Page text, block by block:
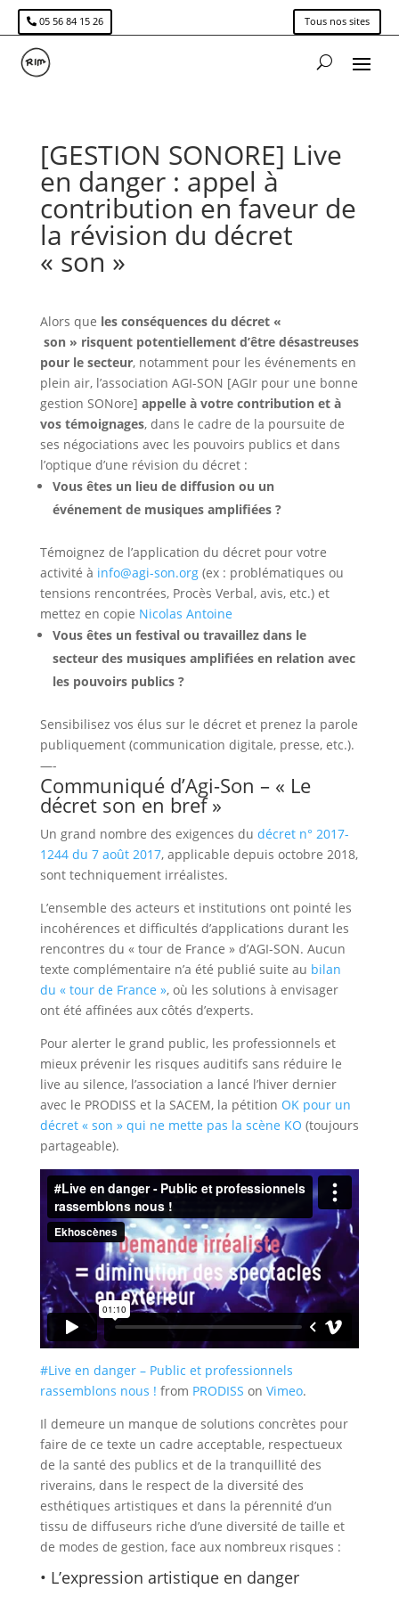
05 56 84 15 26 Tous nos sites
[GESTION SONORE] Live
en danger : appel à
contribution en faveur de
la révision du décret
« son »
Alors que les conséquences du décret «
son » risquent potentiellement d’être désastreuses
pour le secteur, notamment pour les événements en
plein air, l’association AGI-SON [AGIr pour une bonne
gestion SONore] appelle à votre contribution et à
vos témoignages, dans le cadre de la poursuite de
ses négociations avec les pouvoirs publics et dans
l’optique d’une révision du décret :
Vous êtes un lieu de diffusion ou un
événement de musiques amplifiées ?
Témoignez de l’application du décret pour votre
activité à info@agi-son.org(ex : problématiques ou
tensions rencontrées, Procès Verbal, avis, etc.) et
mettez en copie Nicolas Antoine
Vous êtes un festival ou travaillez dans le
secteur des musiques amplifiées en relation avec
les pouvoirs publics ?
Sensibilisez vos élus sur le décret et prenez la parole
publiquement (communication digitale, presse, etc.).
—-
Communiqué d’Agi-Son – « Le
décret son en bref »
Un grand nombre des exigences du décret n° 2017-
1244 du 7 août 2017, applicable depuis octobre 2018,
sont techniquement irréalistes.
L’ensemble des acteurs et institutions ont pointé les
incohérences et difficultés d’applications durant les
rencontres du « tour de France » d’AGI-SON. Aucun
texte complémentaire n’a été publié suite au bilan
du « tour de France », où les solutions à envisager
ont été affinées aux côtés d’experts.
Pour alerter le grand public, les professionnels et
mieux prévenir les risques auditifs sans réduire le
live au silence, l’association a lancé l’hiver dernier
avec le PRODISS et la SACEM, la pétition OK pour un
décret « son » qui ne mette pas la scène KO (toujours
partageable).
#Live en danger – Public et professionnels
rassemblons nous ! from PRODISS on Vimeo.
Il demeure un manque de solutions concrètes pour
faire de ce texte un cadre acceptable, respectueux
de la santé des publics et de la tranquillité des
riverains, dans le respect de la diversité des
esthétiques artistiques et dans la pérennité d’un
tissu de diffuseurs riche d’une diversité de taille et
de modes de gestion, face aux nombreux risques :
• L’expression artistique en danger